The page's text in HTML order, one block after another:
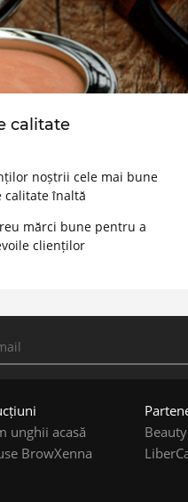
calitate
noștrii cele mai bune
calitate înaltă
mărci bune pentru a
clienților
unghii acasă
BrowXenna